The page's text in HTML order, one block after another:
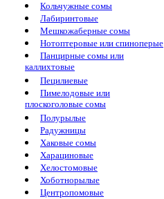
Кольчужные сомы
Лабиринтовые
Мешкожаберные сомы
Нотоптеровые или спиноперые
Панцирные сомы или
каллихтовые
Пецилиевые
Пимелодовые или
плоскоголовые сомы
Полурылые
Радужницы
Хаковые сомы
Харациновые
Хелостомовые
Хоботнорылые
Центропомовые